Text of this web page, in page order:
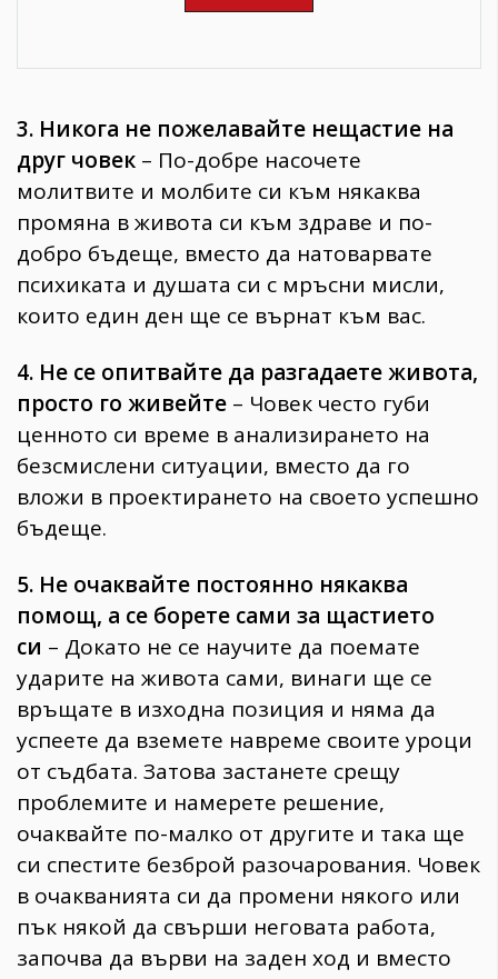
3. Никога не пожелавайте нещастие на
друг човек – По-добре насочете
молитвите и молбите си към някаква
промяна в живота си към здраве и по-
добро бъдеще, вместо да натоварвате
психиката и душата си с мръсни мисли,
които един ден ще се върнат към вас.
4. Не се опитвайте да разгадаете живота,
просто го живейте – Човек често губи
ценното си време в анализирането на
безсмислени ситуации, вместо да го
вложи в проектирането на своето успешно
бъдеще.
5. Не очаквайте постоянно някаква
помощ, а се борете сами за щастието
си – Докато не се научите да поемате
ударите на живота сами, винаги ще се
връщате в изходна позиция и няма да
успеете да вземете навреме своите уроци
от съдбата. Затова застанете срещу
проблемите и намерете решение,
очаквайте по-малко от другите и така ще
си спестите безброй разочарования. Човек
в очакванията си да промени някого или
пък някой да свърши неговата работа,
започва да върви на заден ход и вместо